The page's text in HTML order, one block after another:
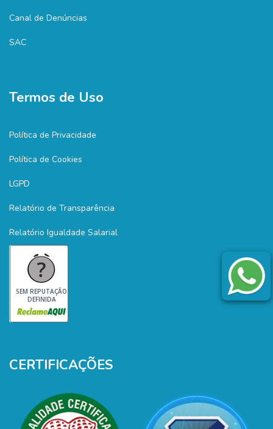
Canal de Denúncias
SAC
Termos de Uso
Política de Privacidade
Política de Cookies
LGPD
Relatório de Transparência
Relatório Igualdade Salarial
SEM REPUTAÇÃO
DEFINIDA
CERTIFICAÇÕES